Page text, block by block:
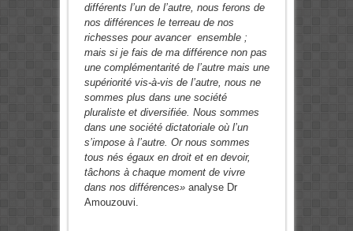
différents l’un de l’autre, nous ferons de
nos différences le terreau de nos
richesses pour avancer ensemble ;
mais si je fais de ma différence non pas
une complémentarité de l’autre mais une
supériorité vis-à-vis de l’autre, nous ne
sommes plus dans une société
pluraliste et diversifiée. Nous sommes
dans une société dictatoriale où l’un
s’impose à l’autre. Or nous sommes
tous nés égaux en droit et en devoir,
tâchons à chaque moment de vivre
dans nos différences»analyse Dr
Amouzouvi.